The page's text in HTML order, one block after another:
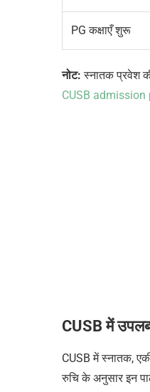
PG कक्षाएँ शुरू
नोट: स्नातक प्रवेश
CUSB admission
CUSB में
CUSB में स्नातक,
रुचि के अनुसार इन